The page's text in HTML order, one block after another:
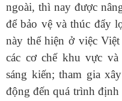
ngoài, thì nay được
để bảo vệ và thúc đẩy
này thể hiện ở việc
các cơ chế khu vực
sáng kiến; tham gia
động đến quá trình định